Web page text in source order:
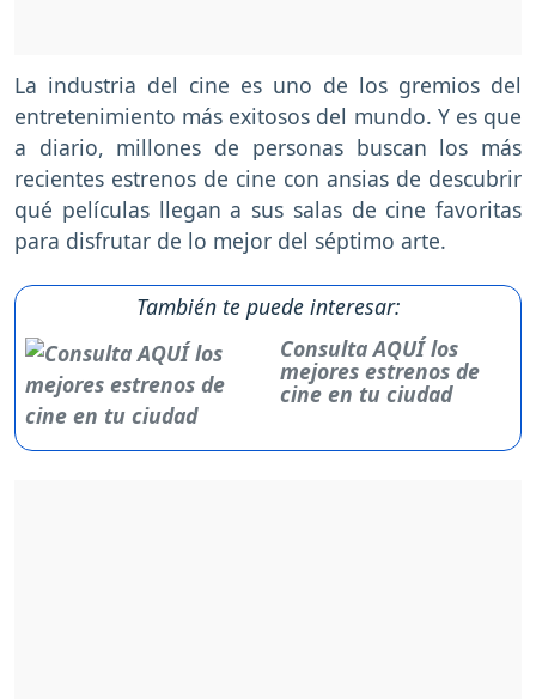
La industria del cine es uno de los gremios del
entretenimiento más exitosos del mundo. Y es que
a diario, millones de personas buscan los más
recientes estrenos de cine con ansias de descubrir
qué películas llegan a sus salas de cine favoritas
para disfrutar de lo mejor del séptimo arte.
También te puede interesar:
Consulta AQUÍ los
mejores estrenos de
cine en tu ciudad